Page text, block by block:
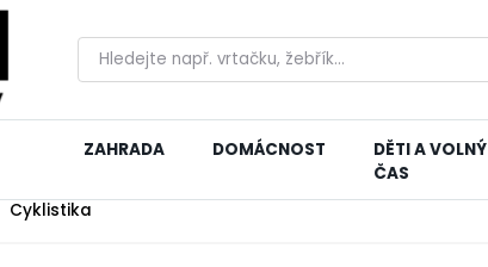
ZAHRADA DOMÁCNOST
DĚTI A VOLNÝ
ČAS
Cyklistika